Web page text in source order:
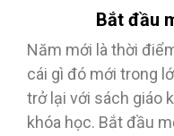
Bắt đầu
Năm mới là thời
cái gì đó mới trong
trở lại với sách giáo
khóa học. Bắt đầu